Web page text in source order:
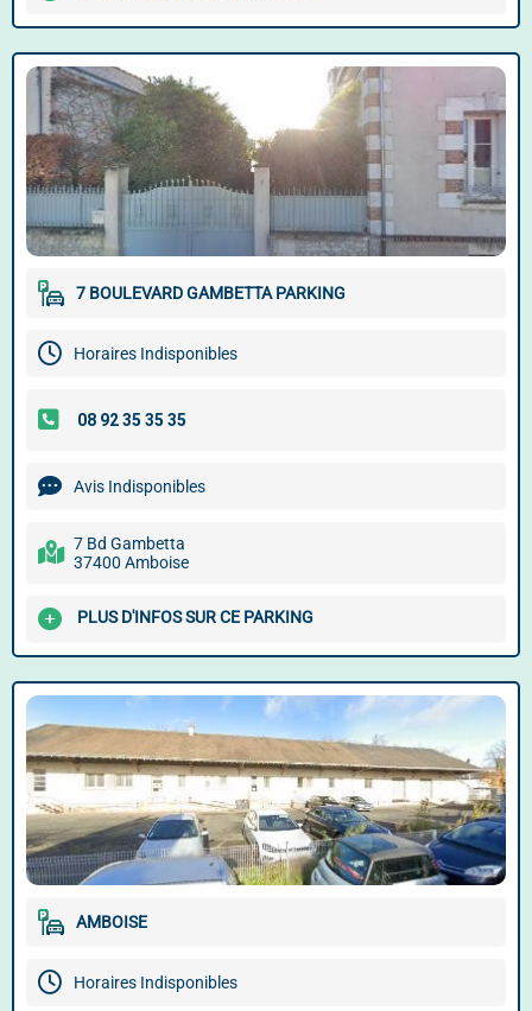
7 BOULEVARD GAMBETTA PARKING
Horaires Indisponibles
Avis Indisponibles
7 Bd Gambetta
37400 Amboise
PLUS D'INFOS SUR CE PARKING
AMBOISE
Horaires Indisponibles